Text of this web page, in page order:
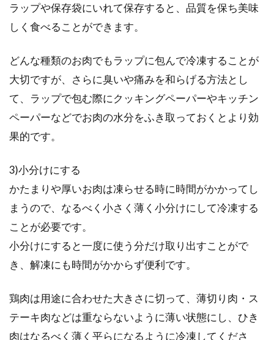
です。...
カレーを作る！玉ねぎをすりおろし
することでメリットが沢山
初めて作った料理が、カレーという方は多いの
丸めるだけでカンタンにおいしい味
今日、あなたは味噌汁を飲みましたか？食生活
が豊かになり、味噌汁を飲む機会が減っている
ラップや保存袋にいれて保存すると、品質を保ち美味
しく食べることができます。
どんな種類のお肉でもラップに包んで冷凍することが
大切ですが、さらに臭いや痛みを和らげる方法とし
て、ラップで包む際にクッキングペーパーやキッチン
ペーパーなどでお肉の水分をふき取っておくとより効
果的です。
3)小分けにする
かたまりや厚いお肉は凍らせる時に時間がかかってし
まうので、なるべく小さく薄く小分けにして冷凍する
ことが必要です。
小分けにすると一度に使う分だけ取り出すことがで
き、解凍にも時間がかからず便利です。
鶏肉は用途に合わせた大きさに切って、薄切り肉・ス
テーキ肉などは重ならないように薄い状態にし、ひき
肉はなるべく薄く平らになるように冷凍してくださ